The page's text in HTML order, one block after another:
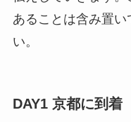
あることは含み置い
い。
DAY1 京都に到着